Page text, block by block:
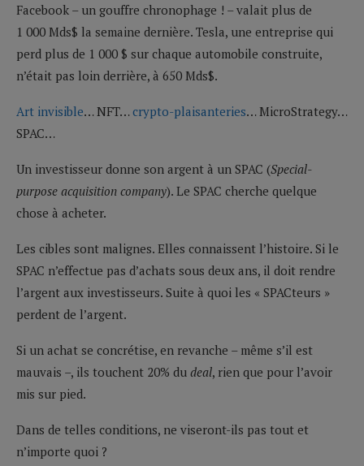
Facebook – un gouffre chronophage ! – valait plus de
1 000 Mds$ la semaine dernière. Tesla, une entreprise qui
perd plus de 1 000 $ sur chaque automobile construite,
n’était pas loin derrière, à 650 Mds$.
Art invisible… NFT… crypto-plaisanteries… MicroStrategy…
SPAC…
Un investisseur donne son argent à un SPAC (Special-
purpose acquisition company). Le SPAC cherche quelque
chose à acheter.
Les cibles sont malignes. Elles connaissent l’histoire. Si le
SPAC n’effectue pas d’achats sous deux ans, il doit rendre
l’argent aux investisseurs. Suite à quoi les « SPACteurs »
perdent de l’argent.
Si un achat se concrétise, en revanche – même s’il est
mauvais –, ils touchent 20% du deal, rien que pour l’avoir
mis sur pied.
Dans de telles conditions, ne viseront-ils pas tout et
n’importe quoi ?